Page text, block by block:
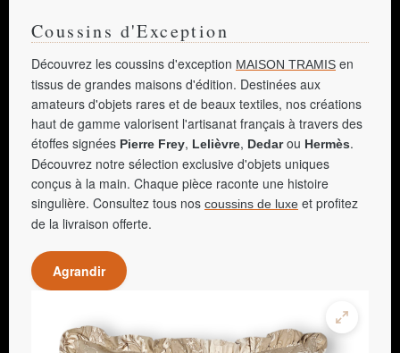
Coussins d'Exception
Découvrez les coussins d'exception MAISON TRAMIS en
tissus de grandes maisons d'édition. Destinées aux
amateurs d'objets rares et de beaux textiles, nos créations
haut de gamme valorisent l'artisanat français à travers des
étoffes signées Pierre Frey, Lelièvre, Dedarou Hermès.
Découvrez notre sélection exclusive d'objets uniques
conçus à la main. Chaque pièce raconte une histoire
singulière. Consultez tous nos coussins de luxe et profitez
de la livraison offerte.
Agrandir